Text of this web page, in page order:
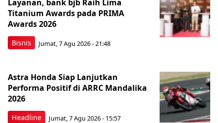
Bisnis
Layanan, bank bjb Raih Lima
Titanium Awards pada PRIMA
Awards 2026
Jumat, 7 Agu 2026 - 21:48
Headline
Astra Honda Siap Lanjutkan
Performa Positif di ARRC Mandalika
2026
Jumat, 7 Agu 2026 - 15:57